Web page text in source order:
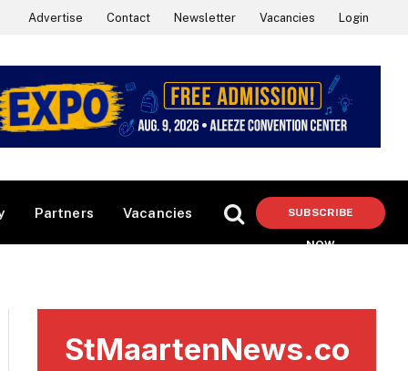
Advertise Contact Newsletter Vacancies Login
Partners Vacancies SUBSCRIBE
NOW